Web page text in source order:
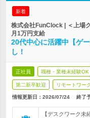
新着
株式会社FunClock | ＜上場
月1万円支給
20代中心に活躍中【ゲ
し！
正社員 職種・業種未経験OK
第二新卒歓迎 リモートワー
情報更新日：2026/07/24 終了
【デスクワーク